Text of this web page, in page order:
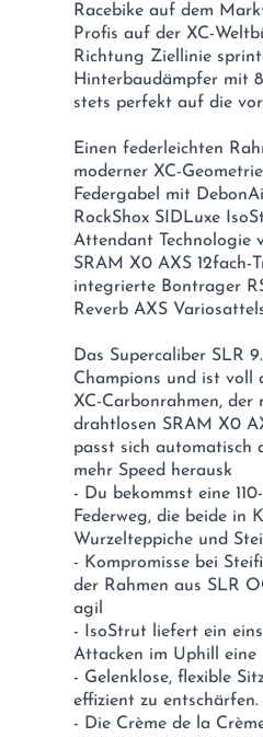
Racebike auf dem
Profis auf der XC-
Richtung Ziellinie
Hinterbaudämpfer mit
stets perfekt auf die
Einen federleichten
moderner XC-
Federgabel mit
RockShox SIDLuxe
Attendant Technologie
SRAM X0 AXS 12fach-
integrierte Bontrager
Reverb AXS
Das Supercaliber SLR
Champions und ist voll
XC-Carbonrahmen,
drahtlosen SRAM X0
passt sich automatisch
mehr Speed herausk
- Du bekommst eine
Federweg, die beide in
Wurzelteppiche und
- Kompromisse bei
der Rahmen aus SLR
agil
- IsoStrut liefert ein
Attacken im Uphill eine
- Gelenklose, flexible
effizient zu entschärfen.
- Die Crème de la